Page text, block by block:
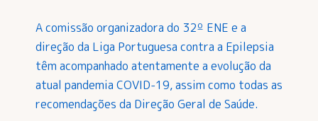
A comissão organizadora do 32º ENE e a
direção da Liga Portuguesa contra a Epilepsia
têm acompanhado atentamente a evolução da
atual pandemia COVID-19, assim como todas as
recomendações da Direção Geral de Saúde.